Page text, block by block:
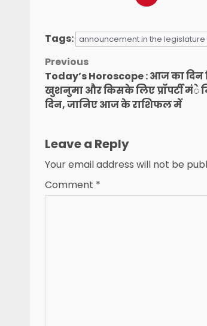
Tags: announcement in the
Post
navigation
Previous
Today’s Horoscope : आज का
खुशनुमा और किसके लिए प्रॉपर्टी मंे
दिन, जानिए आज के राशिफल में
Leave a Reply
Your email address will not be
Comment *